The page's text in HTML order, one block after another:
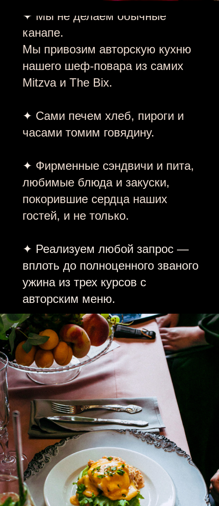
✦Сами печем хлеб, пироги и
часами томим говядину.
✦ Фирменные сэндвичи и пита,
любимые блюда и закуски,
покорившие сердца наших
✦Реализуем любой запрос —
ужина из трех курсов с